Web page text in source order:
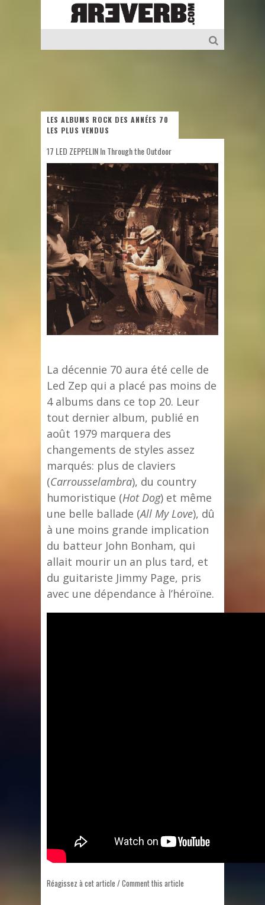
LES ALBUMS ROCK DES ANNÉES 70
LES PLUS VENDUS
17 LED ZEPPELIN In Through the Outdoor
La décennie 70 aura été celle de
Led Zep qui a placé pas moins de
4 albums dans ce top 20. Leur
tout dernier album, publié en
août 1979 marquera des
changements de styles assez
marqués: plus de claviers
(Carrousselambra), du country
humoristique (Hot Dog) et même
une belle ballade (All My Love), dû
à une moins grande implication
du batteur John Bonham, qui
allait mourir un an plus tard, et
du guitariste Jimmy Page, pris
avec une dépendance à l’héroïne.
Réagissez à cet article / Comment this article